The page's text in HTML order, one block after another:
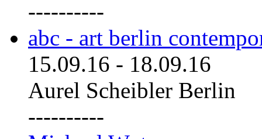
----------
abc - art berlin
15.09.16 - 18.09.16
Aurel Scheibler Berlin
----------